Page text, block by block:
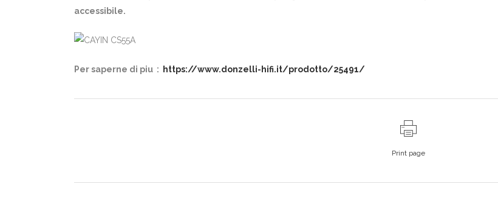
accessibile.
Per saperne di piu : https://www.donzelli-hifi.it/prodotto/25491/
Print page